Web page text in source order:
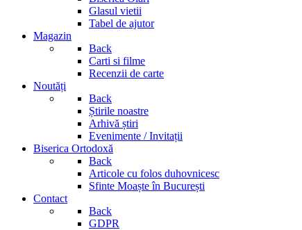
Glasul vietii
Tabel de ajutor
Magazin
Back
Carti si filme
Recenzii de carte
Noutăți
Back
Știrile noastre
Arhivă știri
Evenimente / Invitații
Biserica Ortodoxă
Back
Articole cu folos duhovnicesc
Sfinte Moaște în București
Contact
Back
GDPR